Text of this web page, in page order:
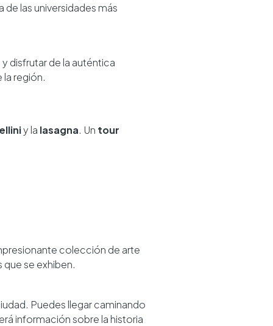
las universidades más
disfrutar de la auténtica
la región.
y la lasagna. Un tour
colección de arte
se exhiben.
Puedes llegar caminando
información sobre la historia